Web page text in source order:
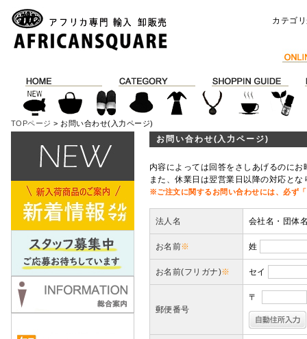
カテゴ
TOPページ > お問い合わせ(入力ページ)
お問い合わせ(入力ページ)
内容によっては回答をさしあげるのに
また、休業日は翌営業日以降の対応と
※ご注文に関するお問い合わせには、必ず
法人名 会社名・団体
お名前※ 姓
お名前(フリガナ)※ セイ
郵便番号
〒